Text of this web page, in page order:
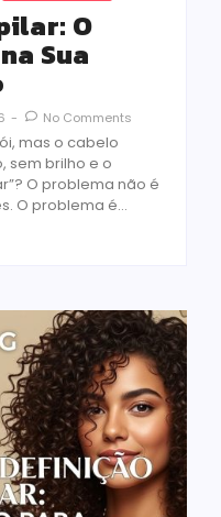
O
Sua
- No Comments
mas o cabelo
sem brilho e o
O problema não é
O problema é…